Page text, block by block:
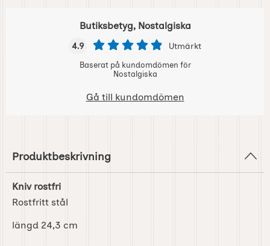
Butiksbetyg, Nostalgiska
4.9 Utmärkt
Baserat på kundomdömen för
Nostalgiska
Gå till kundomdömen
Produktbeskrivning
Kniv rostfri
Rostfritt stål
längd 24,3 cm